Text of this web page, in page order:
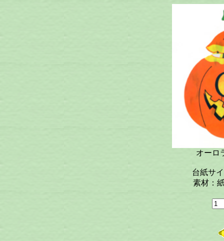
オーロ
台紙サ
素材：